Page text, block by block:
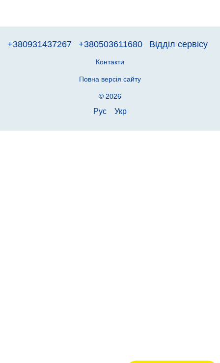
+380931437267 +380503611680 Відділ сервісу
Контакти
Повна версія сайту
© 2026
Рус Укр